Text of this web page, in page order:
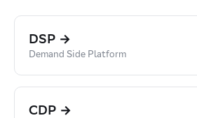
DSP →
Demand Side Platform
CDP →